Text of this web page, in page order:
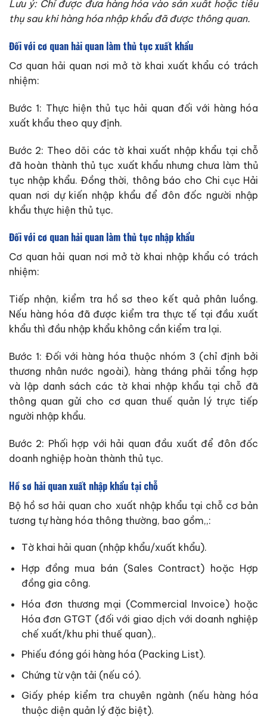
Lưu ý: Chỉ được đưa hàng hóa vào sản xuất hoặc tiêu
thụ sau khi hàng hóa nhập khẩu đã được thông quan.
Đối với cơ quan hải quan làm thủ tục xuất khẩu
Cơ quan hải quan nơi mở tờ khai xuất khẩu có trách
nhiệm:
Bước 1: Thực hiện thủ tục hải quan đối với hàng hóa
xuất khẩu theo quy định.
Bước 2: Theo dõi các tờ khai xuất nhập khẩu tại chỗ
đã hoàn thành thủ tục xuất khẩu nhưng chưa làm thủ
tục nhập khẩu. Đồng thời, thông báo cho Chi cục Hải
quan nơi dự kiến nhập khẩu để đôn đốc người nhập
khẩu thực hiện thủ tục.
Đối với cơ quan hải quan làm thủ tục nhập khẩu
Cơ quan hải quan nơi mở tờ khai nhập khẩu có trách
nhiệm:
Tiếp nhận, kiểm tra hồ sơ theo kết quả phân luồng.
Nếu hàng hóa đã được kiểm tra thực tế tại đầu xuất
khẩu thì đầu nhập khẩu không cần kiểm tra lại.
Bước 1: Đối với hàng hóa thuộc nhóm 3 (chỉ định bởi
thương nhân nước ngoài), hàng tháng phải tổng hợp
và lập danh sách các tờ khai nhập khẩu tại chỗ đã
thông quan gửi cho cơ quan thuế quản lý trực tiếp
người nhập khẩu.
Bước 2: Phối hợp với hải quan đầu xuất để đôn đốc
doanh nghiệp hoàn thành thủ tục.
Hồ sơ hải quan xuất nhập khẩu tại chỗ
Bộ hồ sơ hải quan cho xuất nhập khẩu tại chỗ cơ bản
tương tự hàng hóa thông thường, bao gồm,,:
Tờ khai hải quan (nhập khẩu/xuất khẩu).
Hợp đồng mua bán (Sales Contract) hoặc Hợp
đồng gia công.
Hóa đơn thương mại (Commercial Invoice) hoặc
Hóa đơn GTGT (đối với giao dịch với doanh nghiệp
chế xuất/khu phi thuế quan),.
Phiếu đóng gói hàng hóa (Packing List).
Chứng từ vận tải (nếu có).
Giấy phép kiểm tra chuyên ngành (nếu hàng hóa
thuộc diện quản lý đặc biệt).